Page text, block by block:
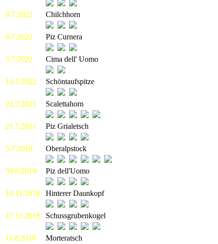
8.7.2022 Chilchhorn
6.7.2022 Piz Curnera
3.7.2022 Cima dell' Uomo
14.1.2022 Schöntaufspitze
23.7.2021 Scalettahorn
21.7.2021 Piz Grialetsch
5.7.2019 Oberalpstock
30.6.2019 Piz dell'Uomo
18.11.2018 Hinterer Daunkopf
17.11.2018 Schussgrubenkogel
11.8.2018 Morteratsch